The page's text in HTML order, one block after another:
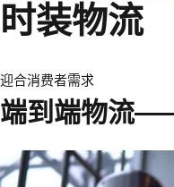
时装物流
迎合消费者需求
端到端物流